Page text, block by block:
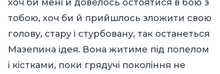
хоч би мені й довелось остоятися в бою з
тобою, хоч би й прийшлось зложити свою
голову, стару і стурбовану, так останеться
Мазепина ідея. Вона житиме під попелом
і кістками, поки грядучі покоління не